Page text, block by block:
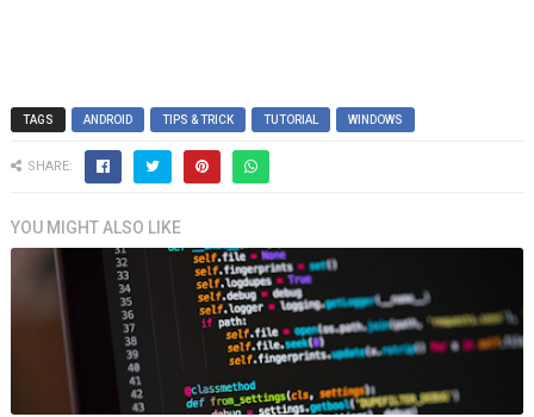
TAGS ANDROID TIPS & TRICK TUTORIAL WINDOWS
SHARE:
YOU MIGHT ALSO LIKE